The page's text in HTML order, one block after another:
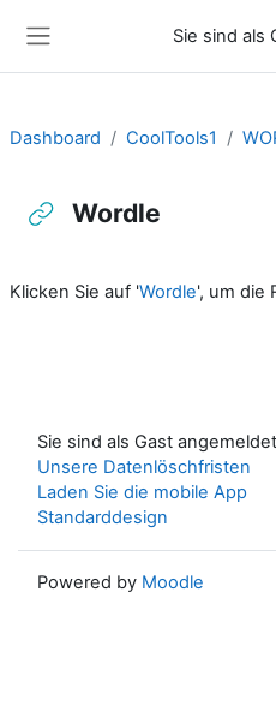
Sie sind als
Dashboard CoolTools1
Wordle
Klicken Sie auf 'Wordle', um die
Sie sind als Gast
Unsere Datenlöschfristen
Laden Sie die mobile App
Standarddesign
Powered by Moodle